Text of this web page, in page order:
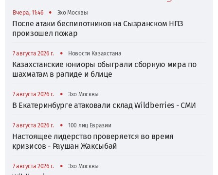
Вчера, 11:46 • Эхо Москвы
После атаки беспилотников на Сызранском НПЗ
произошел пожар
7 августа 2026 г. • Новости Казахстана
Казахстанские юниоры обыграли сборную мира по
шахматам в рапиде и блице
7 августа 2026 г. • Эхо Москвы
В Екатеринбурге атаковали склад Wildberries - СМИ
7 августа 2026 г. • 100 лиц Евразии
Настоящее лидерство проверяется во время
кризисов - Раушан Жаксыбай
7 августа 2026 г. • Эхо Москвы